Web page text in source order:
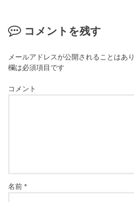
コメントを残す
メールアドレスが公開されることはあり
欄は必須項目です
コメント
名前*